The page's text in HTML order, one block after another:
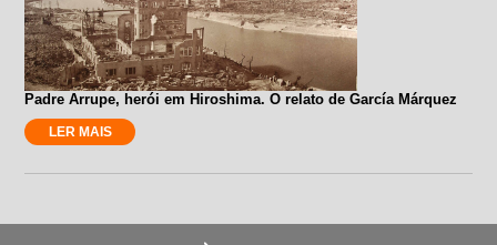
Padre Arrupe, herói em Hiroshima. O relato de García Márquez
LER MAIS